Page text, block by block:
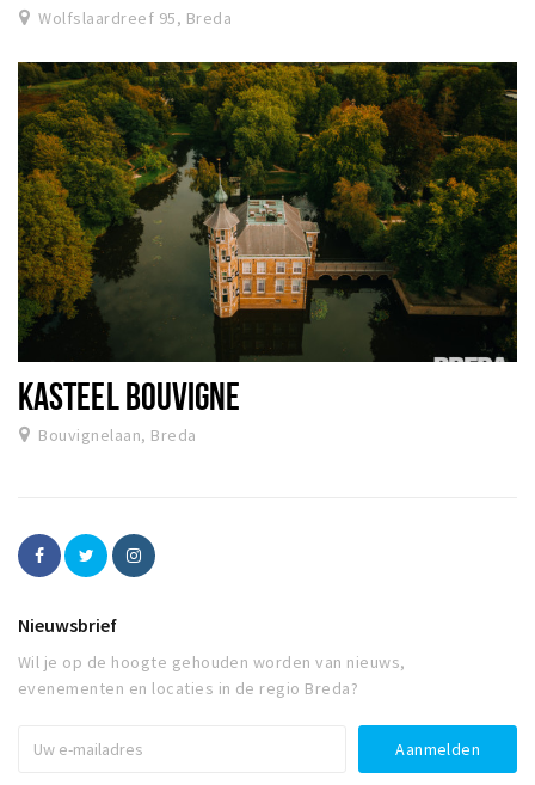
Wolfslaardreef 95, Breda
KASTEEL BOUVIGNE
Bouvignelaan, Breda
Nieuwsbrief
Wil je op de hoogte gehouden worden van nieuws,
evenementen en locaties in de regio Breda?